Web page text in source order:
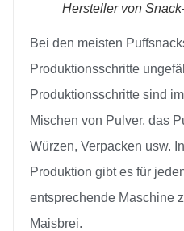
Hersteller von
Bei den meisten
Produktionsschritte
Produktionsschritte sind
Mischen von Pulver, das
Würzen, Verpacken usw.
Produktion gibt es für
entsprechende Maschine
Maisbrei.